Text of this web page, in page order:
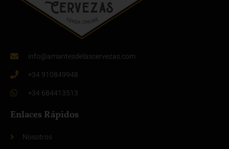
info@amantesdelascervezas.com
+34 910849948
+34 684413513
Enlaces Rápidos
Nosotros